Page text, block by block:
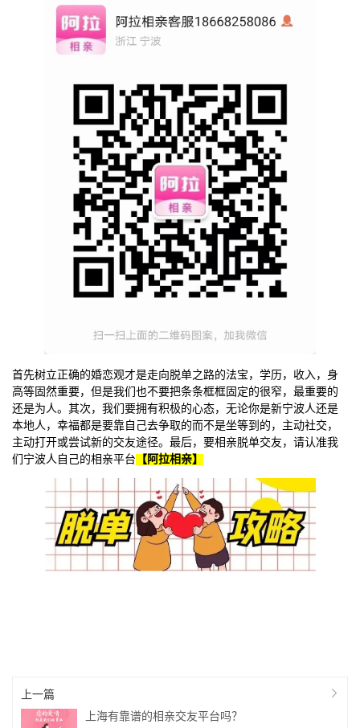
首先树立正确的婚恋观才是走向脱单之路的法宝，学历，收入，身
高等固然重要，但是我们也不要把条条框框固定的很窄，最重要的
还是为人。其次，我们要拥有积极的心态，无论你是新宁波人还是
本地人，幸福都是要靠自己去争取的而不是坐等到的，主动社交，
主动打开或尝试新的交友途径。最后，要相亲脱单交友，请认准我
们宁波人自己的相亲平台 【阿拉相亲】
上一篇 
上海有靠谱的相亲交友平台吗？